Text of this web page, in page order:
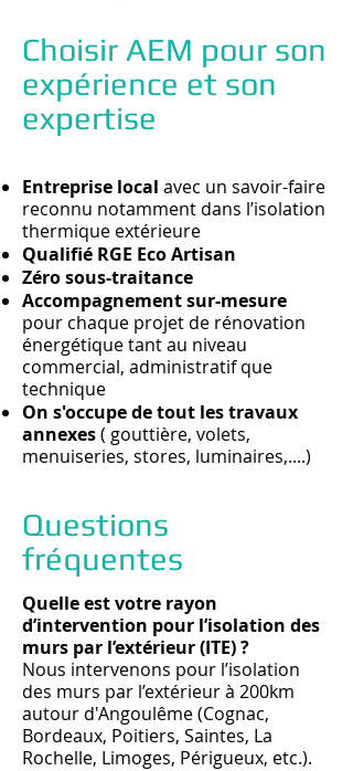
Choisir AEM pour son
expérience et son
expertise
Entreprise local avec un savoir-faire
reconnu notamment dans l’isolation
thermique extérieure
Qualifié RGE Eco Artisan
Zéro sous-traitance
Accompagnement sur-mesure
pour chaque projet de rénovation
énergétique tant au niveau
commercial, administratif que
technique
On s'occupe de tout les travaux
annexes( gouttière, volets,
menuiseries, stores, luminaires,....)
Questions
fréquentes
Quelle est votre rayon
d’intervention pour l’isolation des
murs par l’extérieur (ITE) ?
Nous intervenons pour l’isolation
des murs par l’extérieur à 200km
autour d'Angoulême (Cognac,
Bordeaux, Poitiers, Saintes, La
Rochelle, Limoges, Périgueux, etc.).